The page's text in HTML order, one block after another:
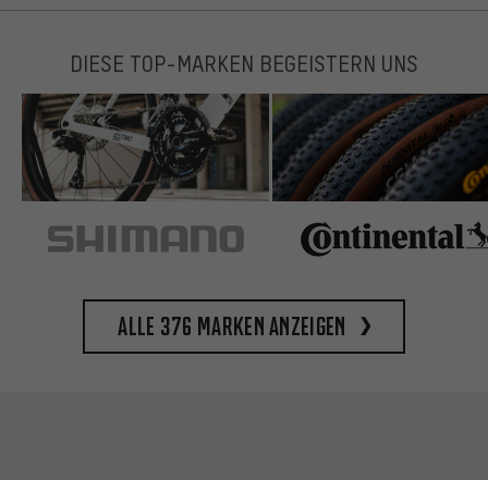
DIESE TOP-MARKEN BEGEISTERN UNS
Alle 376 Marken anzeigen